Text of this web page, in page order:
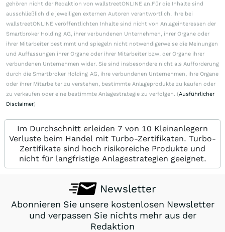
gehören nicht der Redaktion von wallstreetONLINE an.Für die Inhalte sind
ausschließlich die jeweiligen externen Autoren verantwortlich. Ihre bei
wallstreetONLINE veröffentlichten Inhalte sind nicht von Anlageinteressen der
Smartbroker Holding AG, ihrer verbundenen Unternehmen, ihrer Organe oder
ihrer Mitarbeiter bestimmt und spiegeln nicht notwendigerweise die Meinungen
und Auffassungen ihrer Organe oder ihrer Mitarbeiter bzw. der Organe ihrer
verbundenen Unternehmen wider. Sie sind insbesondere nicht als Aufforderung
durch die Smartbroker Holding AG, ihre verbundenen Unternehmen, ihre Organe
oder ihrer Mitarbeiter zu verstehen, bestimmte Anlageprodukte zu kaufen oder
zu verkaufen oder eine bestimmte Anlagestrategie zu verfolgen. (Ausführlicher
Disclaimer)
Im Durchschnitt erleiden 7 von 10 Kleinanlegern
Verluste beim Handel mit Turbo-Zertifikaten. Turbo-
Zertifikate sind hoch risikoreiche Produkte und
nicht für langfristige Anlagestrategien geeignet.
Newsletter
Abonnieren Sie unsere kostenlosen Newsletter
und verpassen Sie nichts mehr aus der
Redaktion